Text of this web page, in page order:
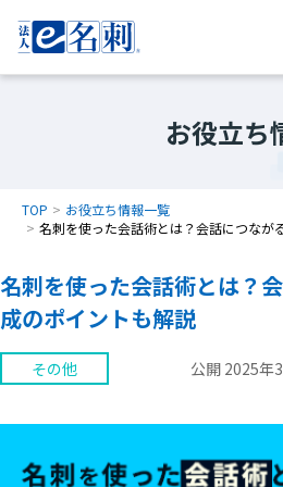
お役立ち
TOP
お役立ち情報一覧
名刺を使った会話術とは？会話につなが
名刺を使った会話術とは？
成のポイントも解説
その他 公開 2025年